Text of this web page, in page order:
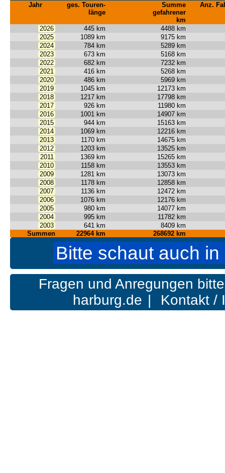
Jahr
ges. Touren-
länge
Summe
gefahrener
km
Anz.
2026 445 km
4488 km
2025
1089 km
9175 km
2024
784 km
5289 km
2023
673 km
5168 km
2022
682 km
7232 km
2021
416 km
5268 km
2020
486 km
5969 km
2019
1045 km
12173 km
2018
1217 km
17798 km
2017
926 km
11980 km
2016
1001 km
14907 km
2015
944 km
15163 km
2014
1069 km
12216 km
2013
1170 km
14675 km
2012
1203 km
13525 km
2011
1369 km
15265 km
2010
1158 km
13553 km
2009
1281 km
13073 km
2008
1178 km
12858 km
2007
1136 km
12472 km
2006
1076 km
12176 km
2005
980 km
14077 km
2004
995 km
11782 km
2003
641 km
8409 km
Summen
22964 km 268692 km
Bitte schaut auch
Fragen und Anregungen
harburg.de | Kontakt /